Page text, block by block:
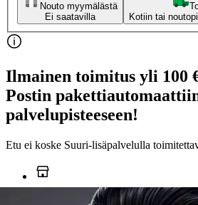
Nouto myymälästä
Ei saatavilla
Kotiin tai
Ilmainen toimitus yli 100
Postin
palvelupisteeseen!
Etu ei koske Suuri‑lisäpalvelulla